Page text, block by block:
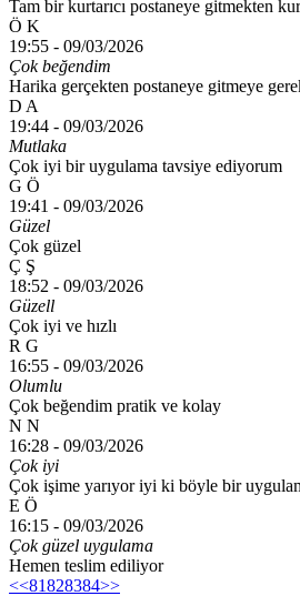
Tam bir kurtarıcı postaneye gitmekten
Ö K
19:55 - 09/03/2026
Çok beğendim
Harika gerçekten postaneye gitmeye
D A
19:44 - 09/03/2026
Mutlaka
Çok iyi bir uygulama tavsiye ediyorum
G Ö
19:41 - 09/03/2026
Güzel
Çok güzel
Ç Ş
18:52 - 09/03/2026
Güzell
Çok iyi ve hızlı
R G
16:55 - 09/03/2026
Olumlu
Çok beğendim pratik ve kolay
N N
16:28 - 09/03/2026
Çok iyi
Çok işime yarıyor iyi ki böyle bir
E Ö
16:15 - 09/03/2026
Çok güzel uygulama
Hemen teslim ediliyor
<<81828384>>